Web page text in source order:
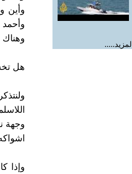
وأين
وهناك
هل
وجهة
وإذا